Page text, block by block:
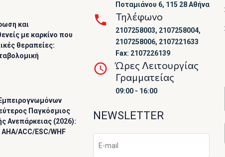
και
με καρκίνο που
θεραπείες:
Παγκόσμιος
Ανεπάρκειας (2026):
ACC/ESC/WHF
Ποταμιάνου 6, 115 28 Αθήνα
Τηλέφωνο
2107258003, 2107258004,
2107258006, 2107221633
Fax: 2107226139
Ώρες Λειτουργίας
Γραμματείας
09:00 - 16:00
NEWSLETTER